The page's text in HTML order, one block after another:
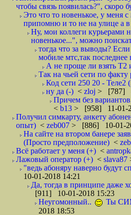
чтобы связь появилась?",
Это что то новенькое, у меня
припомню и то не на улице а
Ну, мои коллеги курьерами
новенькое...", можно
тогда что за выводы?
мобиле мтс,так
А не проще ли взять
Так на чьей сети по факту
Код сети 250 20 - Теле2
ну да (-) < zloj > [787]
Причем без
< b13 > [958] 11-01-
Получил симкарту, анкету
опыт) < zeb007 > [886] 10-01-
На сайте на втором банере
(Просто предположение) <
Всё работает у меня (+) <
Лажовый оператор (+) < slava87
"ведь абоняру наверно будут
10-01-2018 14:21
Да, тогда в принципе даже
[911] 10-01-2018 15:23
Неугомонный..
Ты
2018 18:53